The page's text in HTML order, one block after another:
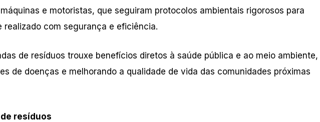
e motoristas, que seguiram protocolos ambientais rigorosos para
com segurança e eficiência.
de resíduos trouxe benefícios diretos à saúde pública e ao meio ambiente,
de doenças e melhorando a qualidade de vida das comunidades próximas
resíduos